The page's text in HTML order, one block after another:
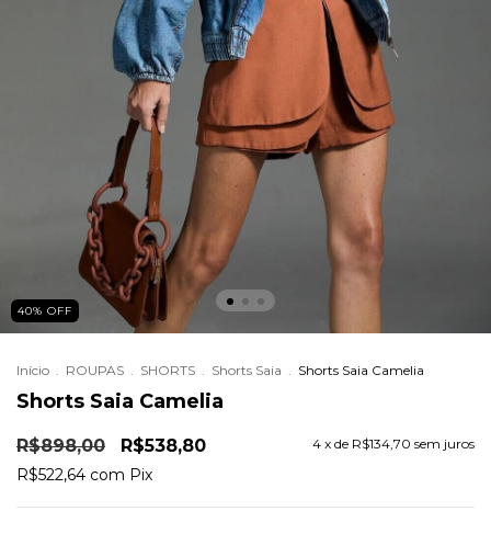
40% OFF
Início . ROUPAS . SHORTS . Shorts Saia . Shorts Saia Camelia
Shorts Saia Camelia
R$898,00 R$538,80 4 x de R$134,70 sem juros
R$522,64 com Pix